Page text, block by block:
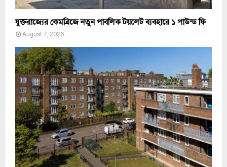
যুক্তরাজ্যের কেমব্রিজে নতুন পাবলিক টয়লেট ব্যবহারে ১ পাউন্ড ফি
August 7, 2026